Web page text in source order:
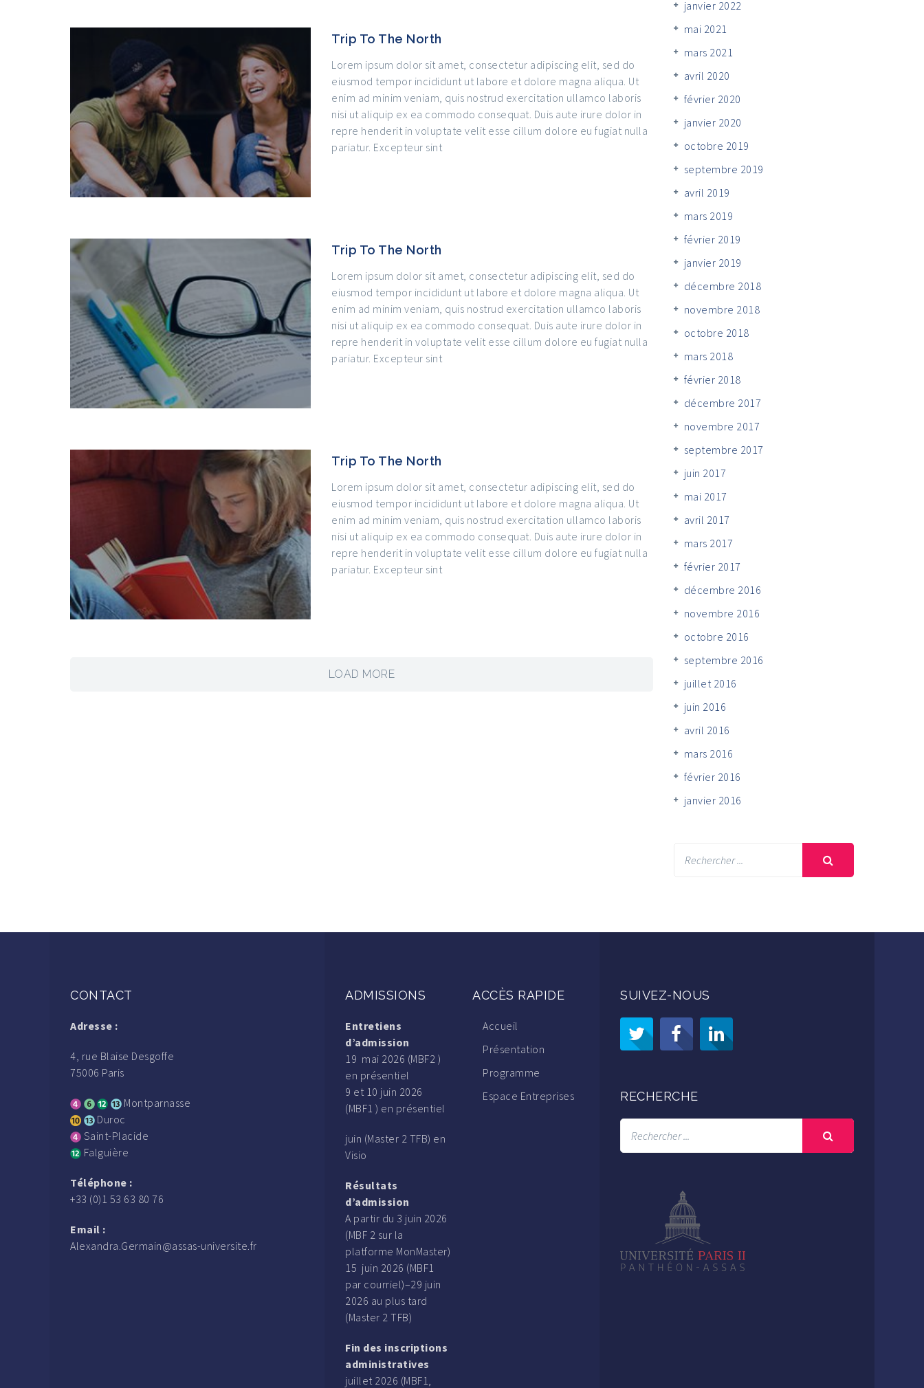
Trip To The North
Lorem ipsum dolor sit amet, consectetur adipiscing elit, sed do
eiusmod tempor incididunt ut labore et dolore magna aliqua. Ut
enim ad minim veniam, quis nostrud exercitation ullamco laboris
nisi ut aliquip ex ea commodo consequat. Duis aute irure dolor in
repre henderit in voluptate velit esse cillum dolore eu fugiat nulla
pariatur. Excepteur sint
Trip To The North
Lorem ipsum dolor sit amet, consectetur adipiscing elit, sed do
eiusmod tempor incididunt ut labore et dolore magna aliqua. Ut
enim ad minim veniam, quis nostrud exercitation ullamco laboris
nisi ut aliquip ex ea commodo consequat. Duis aute irure dolor in
repre henderit in voluptate velit esse cillum dolore eu fugiat nulla
pariatur. Excepteur sint
Trip To The North
Lorem ipsum dolor sit amet, consectetur adipiscing elit, sed do
eiusmod tempor incididunt ut labore et dolore magna aliqua. Ut
enim ad minim veniam, quis nostrud exercitation ullamco laboris
nisi ut aliquip ex ea commodo consequat. Duis aute irure dolor in
repre henderit in voluptate velit esse cillum dolore eu fugiat nulla
pariatur. Excepteur sint
LOAD MORE
janvier 2022
mai 2021
mars 2021
avril 2020
février 2020
janvier 2020
octobre 2019
septembre 2019
avril 2019
mars 2019
février 2019
janvier 2019
décembre 2018
novembre 2018
octobre 2018
mars 2018
février 2018
décembre 2017
novembre 2017
septembre 2017
juin 2017
mai 2017
avril 2017
mars 2017
février 2017
décembre 2016
novembre 2016
octobre 2016
septembre 2016
juillet 2016
juin 2016
avril 2016
mars 2016
février 2016
janvier 2016
CONTACT
Adresse :
4, rue Blaise Desgoffe
75006 Paris
Montparnasse
Duroc
Saint-Placide
Falguière
Téléphone :
+33 (0)1 53 63 80 76
Email :
Alexandra.Germain@assas-universite.fr
ADMISSIONS
Entretiens
d’admission
19 mai 2026 (MBF2 )
en présentiel
9 et 10 juin 2026
(MBF1 ) en présentiel
juin (Master 2 TFB) en
Visio
Résultats
d’admission
A partir du 3 juin 2026
(MBF 2 sur la
platforme MonMaster)
15 juin 2026 (MBF1
par courriel)–29 juin
2026 au plus tard
(Master 2 TFB)
Fin des inscriptions
administratives
juillet 2026 (MBF1,
ACCÈS RAPIDE
Accueil
Présentation
Programme
Espace Entreprises
SUIVEZ-NOUS
RECHERCHE